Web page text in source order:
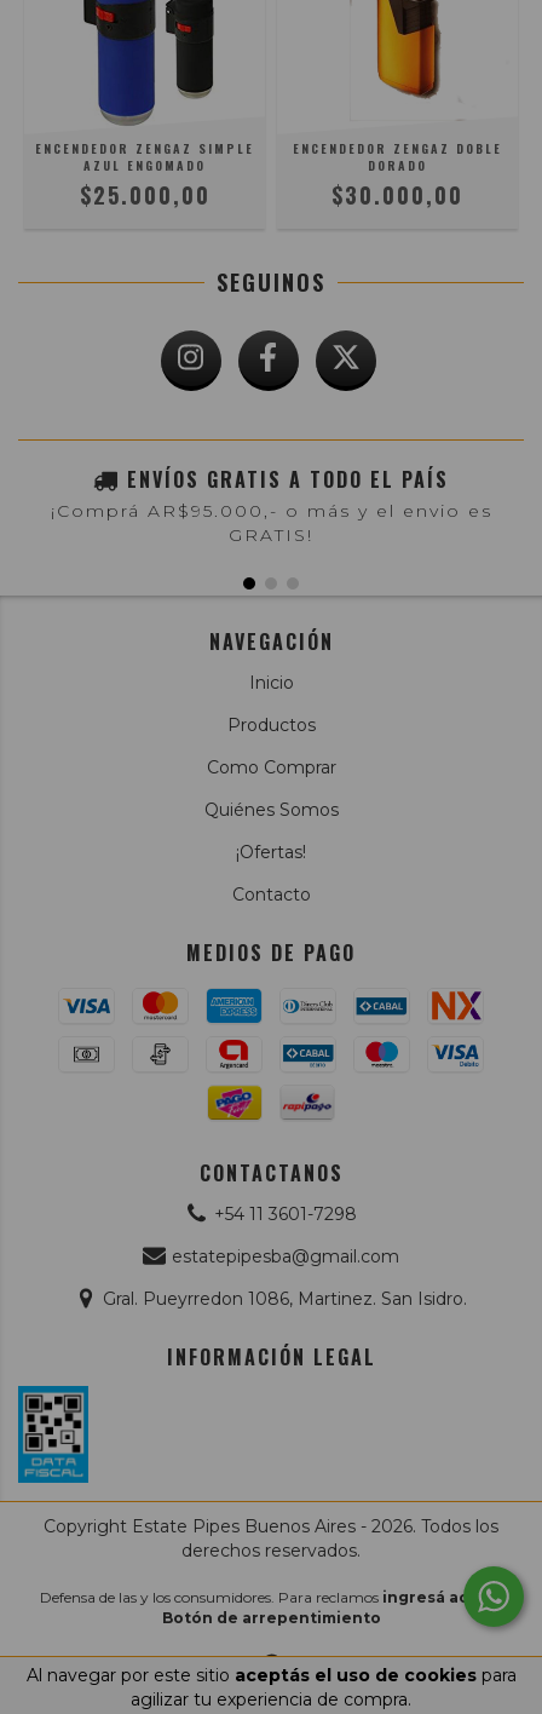
Al navegar por este sitio aceptás el uso de cookiespara
agilizar tu experiencia de compra.
ENCENDEDOR ZENGAZ SIMPLE
AZUL ENGOMADO
$25.000,00
ENCENDEDOR ZENGAZ DOBLE
DORADO
$30.000,00
SEGUINOS
ENVÍOS GRATIS A TODO EL PAÍS
¡Comprá AR$95.000,- o más y el envio es
GRATIS!
NAVEGACIÓN
Inicio
Productos
Como Comprar
Quiénes Somos
¡Ofertas!
Contacto
MEDIOS DE PAGO
CONTACTANOS
+54 11 3601-7298
estatepipesba@gmail.com
Gral. Pueyrredon 1086, Martinez. San Isidro.
INFORMACIÓN LEGAL
Copyright Estate Pipes Buenos Aires - 2026. Todos los
derechos reservados.
Defensa de las y los consumidores. Para reclamos ingresá acá. /
Botón de arrepentimiento